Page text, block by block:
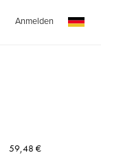
Anmelden
59,48 €